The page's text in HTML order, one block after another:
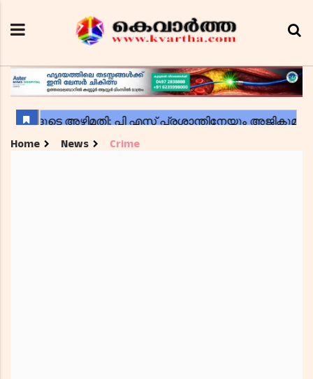
Home News Crime